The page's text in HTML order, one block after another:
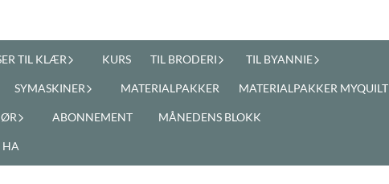
TIL KLÆR KURS TIL BRODERI TIL BYANNIE
SYMASKINER MATERIALPAKKER MATERIALPAKKER MYQUILT
ABONNEMENT MÅNEDENS BLOKK
HA